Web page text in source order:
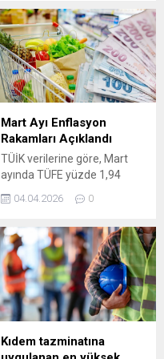
paylaştı. Piyasa anketlerinde
ekonomistlerin aylık bazda
yüzde 3,19 oranında artış
beklediği enflasyon,
tahminleri aşarak nisan
ayında yüzde 4,18 olarak
gerçekleşti.
Mart Ayı Enflasyon
Rakamları Açıklandı
TÜİK verilerine göre, Mart
ayında TÜFE yüzde 1,94
artarken, yıllık enflasyon
yüzde 30,87 olarak
04.04.2026 0
Kıdem tazminatına